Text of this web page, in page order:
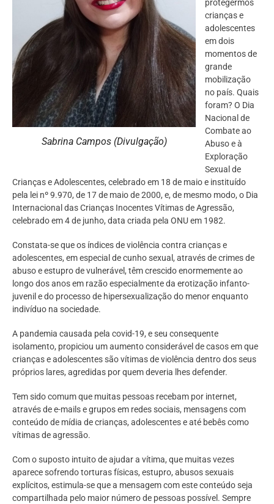
Sabrina Campos (Divulgação)
protegermos
crianças e
adolescentes
em dois
momentos de
grande
mobilização
no país. Quais
foram? O Dia
Nacional de
Combate ao
Abuso e à
Exploração
Sexual de
Crianças e Adolescentes, celebrado em 18 de maio e instituído
pela lei nº 9.970, de 17 de maio de 2000, e, de mesmo modo, o Dia
Internacional das Crianças Inocentes Vítimas de Agressão,
celebrado em 4 de junho, data criada pela ONU em 1982.
Constata-se que os índices de violência contra crianças e
adolescentes, em especial de cunho sexual, através de crimes de
abuso e estupro de vulnerável, têm crescido enormemente ao
longo dos anos em razão especialmente da erotização infanto-
juvenil e do processo de hipersexualização do menor enquanto
indivíduo na sociedade.
A pandemia causada pela covid-19, e seu consequente
isolamento, propiciou um aumento considerável de casos em que
crianças e adolescentes são vítimas de violência dentro dos seus
próprios lares, agredidas por quem deveria lhes defender.
Tem sido comum que muitas pessoas recebam por internet,
através de e-mails e grupos em redes sociais, mensagens com
conteúdo de mídia de crianças, adolescentes e até bebês como
vítimas de agressão.
Com o suposto intuito de ajudar a vítima, que muitas vezes
aparece sofrendo torturas físicas, estupro, abusos sexuais
explícitos, estimula-se que a mensagem com este conteúdo seja
compartilhada pelo maior número de pessoas possível. Sempre